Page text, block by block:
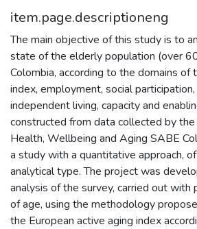
item.page.descriptioneng
The main objective of this study is to
state of the elderly population (over
Colombia, according to the domains of
index, employment, social
independent living, capacity and
constructed from data collected by
Health, Wellbeing and Aging SABE
a study with a quantitative approach,
analytical type. The project was
analysis of the survey, carried out
of age, using the methodology
the European active aging index